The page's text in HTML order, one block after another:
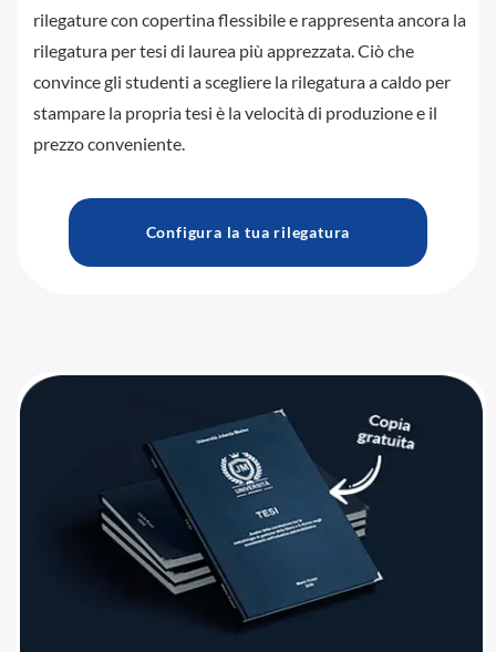
rilegature con copertina flessibile e rappresenta ancora la
rilegatura per tesi di laurea più apprezzata. Ciò che
convince gli studenti a scegliere la rilegatura a caldo per
stampare la propria tesi è la velocità di produzione e il
prezzo conveniente.
Configura la tua rilegatura